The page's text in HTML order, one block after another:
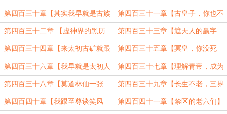
天王】 矿】
第四百三十章【其实我早就是古族
中人了】
第四百三十一章【古皇子，你也不
想……】
第四百三十二章 【虚神界的黑历
史】
第四百三十三章【遮天人的赢字
秘】
第四百三十四章【来太初古矿就跟
回家一样】
第四百三十五章【冥皇，你没死
啊】
第四百三十六章【我早就是太初人
了】
第四百三十七章【理解青帝，成为
青帝，超越青帝】
第四百三十八章【莫道林仙一张
嘴，挑动禁区天下反】
第四百三十九章【长生不老，三界
六道不就毁在这四个字上】
第四百四十章【我跟至尊谈笑风 第四百四十一章【禁区的老六们】